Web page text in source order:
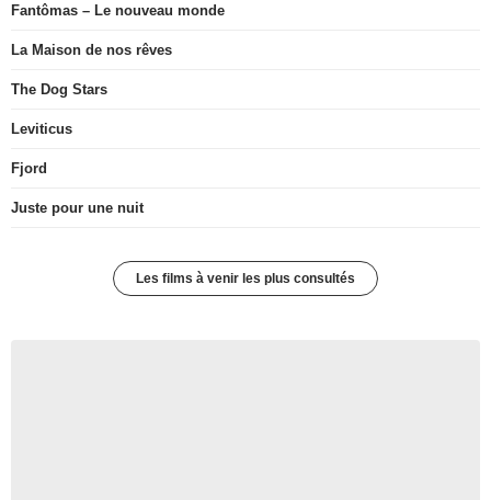
Fantômas – Le nouveau monde
La Maison de nos rêves
The Dog Stars
Leviticus
Fjord
Juste pour une nuit
Les films à venir les plus consultés